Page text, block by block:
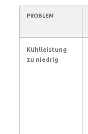
PROBLEM
Kühlleistung
zu niedrig